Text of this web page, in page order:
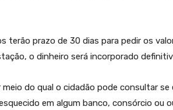
terão prazo de 30 dias para pedir os
o dinheiro será incorporado
meio do qual o cidadão pode consultar
em algum banco, consórcio ou